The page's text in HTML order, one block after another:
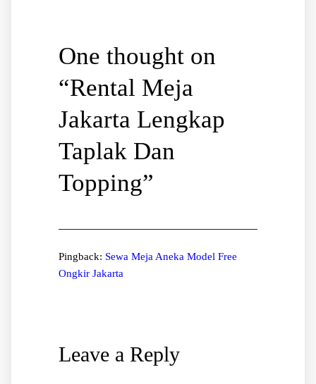
One thought on
“Rental Meja
Jakarta Lengkap
Taplak Dan
Topping”
Pingback: Sewa Meja Aneka Model Free
Ongkir Jakarta
Leave a Reply